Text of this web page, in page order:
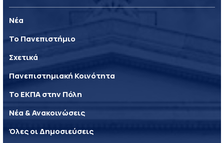
Νέα
Το Πανεπιστήμιο
Σχετικά
Πανεπιστημιακή Κοινότητα
Το ΕΚΠΑ στην Πόλη
Νέα & Ανακοινώσεις
Όλες οι Δημοσιεύσεις